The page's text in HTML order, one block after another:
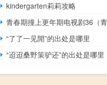
kindergarten莉莉攻略
“了了一见閒”的出处是哪里
“迢迢桑野策驴还”的出处是哪里